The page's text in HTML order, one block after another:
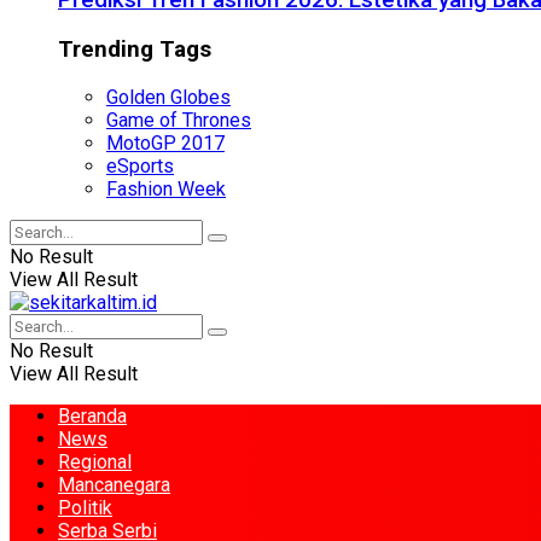
Trending Tags
Golden Globes
Game of Thrones
MotoGP 2017
eSports
Fashion Week
No Result
View All Result
No Result
View All Result
Beranda
News
Regional
Mancanegara
Politik
Serba Serbi